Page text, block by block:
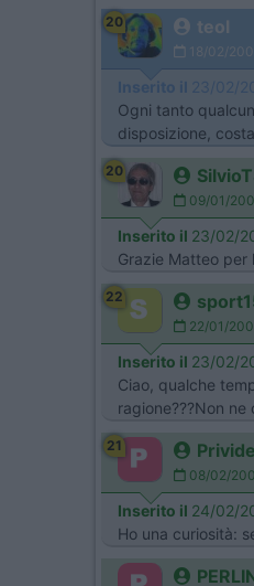
20 teol
18/02/
Inserito il 23/02/
Ogni tanto
disposizione,
20
09/01/
Inserito il 23/02/
Grazie Matteo per
22
22/01/
Inserito il 23/02/
Ciao, qualche
ragione???Non
21
08/02/
Inserito il 24/02/
Ho una curiosità: